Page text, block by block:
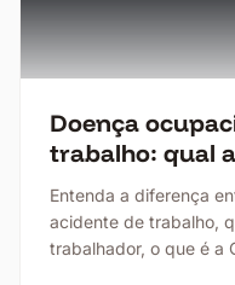
Doença
trabalho: qual
empresa deve
Entenda a diferença
acidente de trabalho,
trabalhador, o que é a